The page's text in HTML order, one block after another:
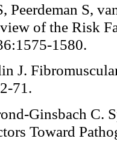
Peerdeman S,
of the Risk
1580.
J.
71.
Ginsbach C.
Toward